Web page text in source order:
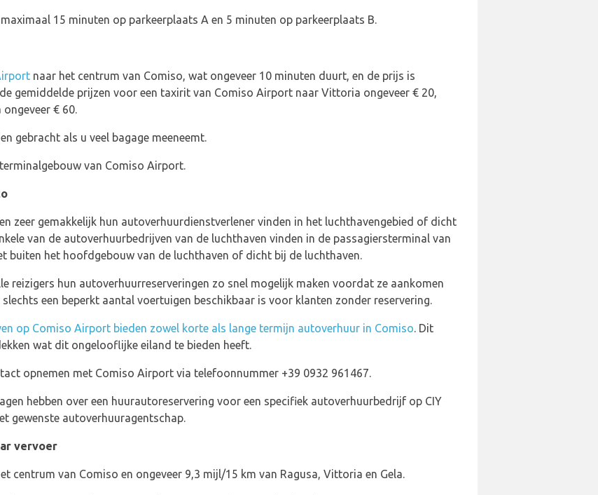
15 minuten op parkeerplaats A en 5 minuten op parkeerplaats B.
naar het centrum van Comiso, wat ongeveer 10 minuten duurt, en de prijs is
gemiddelde prijzen voor een taxirit van Comiso Airport naar Vittoria ongeveer € 20,
ongeveer € 60.
gebracht als u veel bagage meeneemt.
van Comiso Airport.
zeer gemakkelijk hun autoverhuurdienstverlener vinden in het luchthavengebied of dicht
van de autoverhuurbedrijven van de luchthaven vinden in de passagiersterminal van
buiten het hoofdgebouw van de luchthaven of dicht bij de luchthaven.
reizigers hun autoverhuurreserveringen zo snel mogelijk maken voordat ze aankomen
een beperkt aantal voertuigen beschikbaar is voor klanten zonder reservering.
op Comiso Airport bieden zowel korte als lange termijn autoverhuur in Comiso. Dit
wat dit ongelooflijke eiland te bieden heeft.
opnemen met Comiso Airport via telefoonnummer +39 0932 961467.
hebben over een huurautoreservering voor een specifiek autoverhuurbedrijf op CIY
gewenste autoverhuuragentschap.
vervoer
centrum van Comiso en ongeveer 9,3 mijl/15 km van Ragusa, Vittoria en Gela.